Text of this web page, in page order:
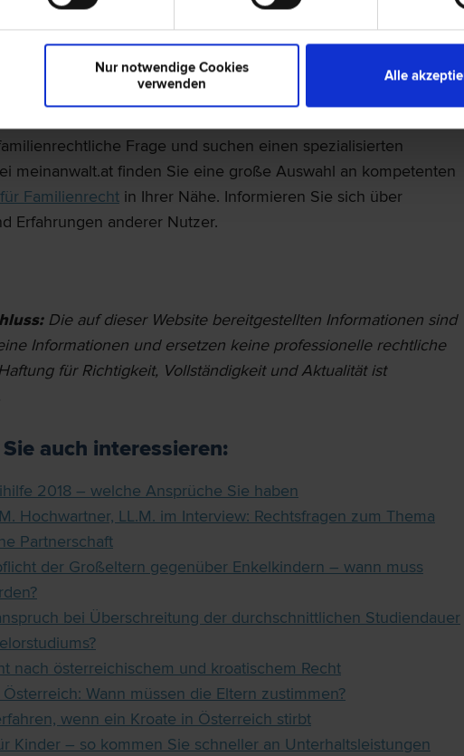
Nur notwendige Cookies
verwenden
Alle
für Familienrecht
Frage und suchen einen spezialisierten
meinanwalt.at finden Sie eine große Auswahl an kompetenten
Familienrecht in Ihrer Nähe. Informieren Sie sich über
Erfahrungen anderer Nutzer.
Die auf dieser Website bereit­gestellten Informationen sind
Informationen und ersetzen keine professionelle rechtliche
für Richtigkeit, Vollständigkeit und Aktualität ist
auch interessieren:
2018 – welche Ansprüche Sie haben
Hochwartner, LL.M. im Interview: Rechtsfragen zum Thema
Partnerschaft
der Großeltern gegenüber Enkelkindern – wann muss
bei Überschreitung der durchschnittlichen Studiendauer
nach österreichischem und kroatischem Recht
Wann müssen die Eltern zustimmen?
wenn ein Kroate in Österreich stirbt
Kinder – so kommen Sie schneller an Unterhaltsleistungen